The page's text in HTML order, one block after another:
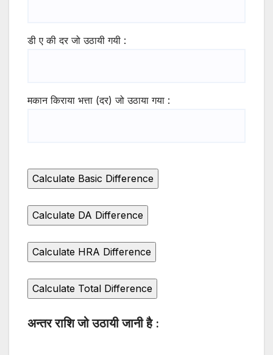
डी ए की दर जो उठायी गयी :
मकान किराया भत्ता (दर) जो उठाया गया :
अन्तर राशि जो उठायी जानी है :